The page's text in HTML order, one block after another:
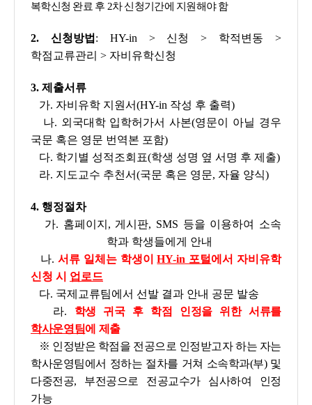
복학신청 완료 후 2차 신청기간에 지원해야 함
2. 신청방법 : HY-in > 신청 > 학적변동 >
학점교류관리 > 자비유학신청
3. 제출서류
가. 자비유학 지원서(HY-in 작성 후 출력)
나. 외국대학 입학허가서 사본(영문이 아닐 경우
국문 혹은 영문 번역본 포함)
다. 학기별 성적조회표(학생 성명 옆 서명 후 제출)
라. 지도교수 추천서(국문 혹은 영문, 자율 양식)
4. 행정절차
가. 홈페이지, 게시판, SMS 등을 이용하여 소속
학과 학생들에게 안내
나.서류 일체는 학생이HY-in 포털 에서 자비유학
신청 시 업로드
다. 국제교류팀에서 선발 결과 안내 공문 발송
라. 학생 귀국 후 학점 인정을 위한 서류를
학사운영팀에 제출
※ 인정받은 학점을 전공으로 인정받고자 하는 자는
학사운영팀에서 정하는 절차를 거쳐 소속학과(부) 및
다중전공, 부전공으로 전공교수가 심사하여 인정
가능